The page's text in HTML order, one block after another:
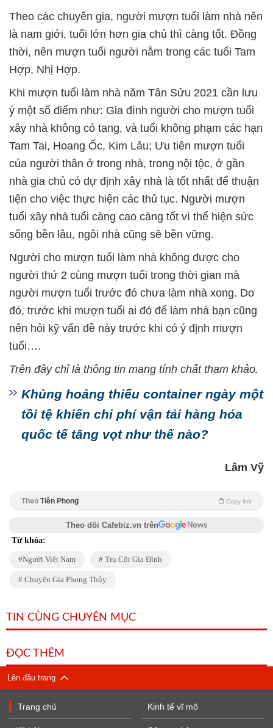
Theo các chuyên gia, người mượn tuổi làm nhà nên
là nam giới, tuổi lớn hơn gia chủ thì càng tốt. Đồng
thời, nên mượn tuổi người nằm trong các tuổi Tam
Hợp, Nhị Hợp.
Khi mượn tuổi làm nhà năm Tân Sửu 2021 cần lưu
ý một số điểm như: Gia đình người cho mượn tuổi
xây nhà không có tang, và tuổi không phạm các hạn
Tam Tai, Hoang Ốc, Kim Lâu; Ưu tiên mượn tuổi
của người thân ở trong nhà, trong nội tộc, ở gần
nhà gia chủ có dự định xây nhà là tốt nhất để thuận
tiện cho việc thực hiện các thủ tục. Người mượn
tuổi xây nhà tuổi càng cao càng tốt vì thể hiện sức
sống bền lâu, ngôi nhà cũng sẽ bền vững.
Người cho mượn tuổi làm nhà không được cho
người thứ 2 cùng mượn tuổi trong thời gian mà
người mượn tuổi trước đó chưa làm nhà xong. Do
đó, trước khi mượn tuổi ai đó để làm nhà bạn cũng
nên hỏi kỹ vấn đề này trước khi có ý định mượn
tuổi….
Trên đây chỉ là thông tin mang tính chất tham khảo.
Khủng hoảng thiếu container ngày một
tồi tệ khiến chi phí vận tải hàng hóa
quốc tế tăng vọt như thế nào?
Lâm Vỹ
Theo Tiền Phong Copy link
Theo dõi Cafebiz.vn trên
Từ khóa:
Người Việt Nam Trụ Cột Gia Đình
Chuyên Gia Phong Thủy
TIN CÙNG CHUYÊN MỤC
ĐỌC THÊM
Lên đầu trang
Trang chủ Kinh tế vĩ mô